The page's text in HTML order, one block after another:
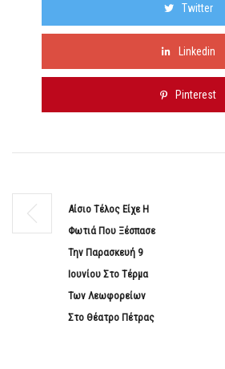
Twitter
Linkedin
Pinterest
Αίσιο Τέλος Είχε Η
Φωτιά Που Ξέσπασε
Την Παρασκευή 9
Ιουνίου Στο Τέρμα
Των Λεωφορείων
Στο Θέατρο Πέτρας